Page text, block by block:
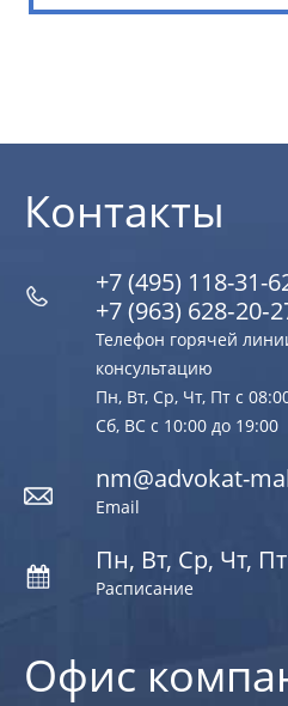
Офис
Контакты
+7 (495) 118-31-
+7 (963)
Телефон горячей
консультацию
Пн, Вт, Ср, Чт, Пт с
Сб, ВС с 10:00 до 19:00
nm@advokat-
Email
Пн, Вт, Ср, Чт,
Расписание